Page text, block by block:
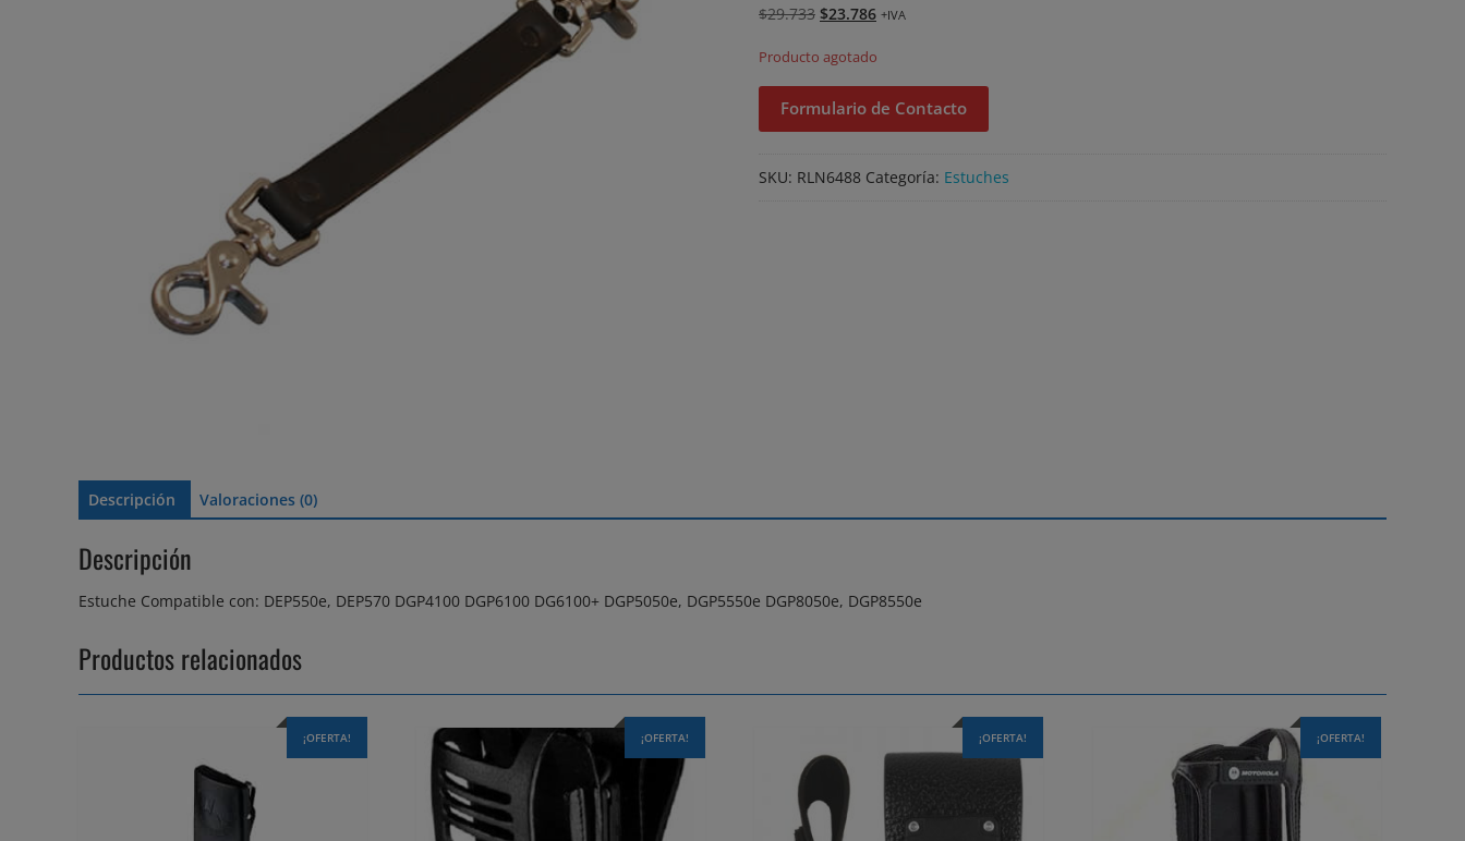
$29.733 El
original
era:
$29.733.
$23.786El
actual
es:
$23.786.
+IVA
Producto agotado
Formulario de Contacto
SKU: RLN6488 Categoría: Estuches
Descripción Valoraciones (0)
Descripción
Estuche Compatible con: DEP550e, DEP570 DGP4100 DGP6100 DG6100+ DGP5050e, DGP5550e DGP8050e, DGP8550e
Productos relacionados
¡OFERTA! ¡OFERTA! ¡OFERTA! ¡OFERTA!